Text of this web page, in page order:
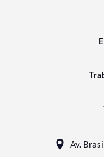
Av.